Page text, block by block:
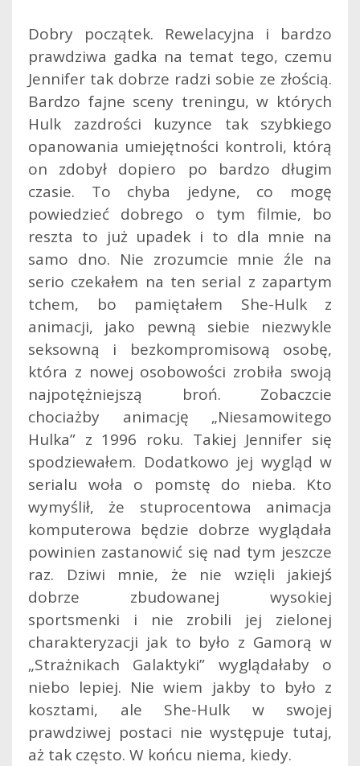
Dobry początek. Rewelacyjna i bardzo
prawdziwa gadka na temat tego, czemu
Jennifer tak dobrze radzi sobie ze złością.
Bardzo fajne sceny treningu, w których
Hulk zazdrości kuzynce tak szybkiego
opanowania umiejętności kontroli, którą
on zdobył dopiero po bardzo długim
czasie. To chyba jedyne, co mogę
powiedzieć dobrego o tym filmie, bo
reszta to już upadek i to dla mnie na
samo dno. Nie zrozumcie mnie źle na
serio czekałem na ten serial z zapartym
tchem, bo pamiętałem She-Hulk z
animacji, jako pewną siebie niezwykle
seksowną i bezkompromisową osobę,
która z nowej osobowości zrobiła swoją
najpotężniejszą broń. Zobaczcie
chociażby animację „Niesamowitego
Hulka” z 1996 roku. Takiej Jennifer się
spodziewałem. Dodatkowo jej wygląd w
serialu woła o pomstę do nieba. Kto
wymyślił, że stuprocentowa animacja
komputerowa będzie dobrze wyglądała
powinien zastanowić się nad tym jeszcze
raz. Dziwi mnie, że nie wzięli jakiejś
dobrze zbudowanej wysokiej
sportsmenki i nie zrobili jej zielonej
charakteryzacji jak to było z Gamorą w
„Strażnikach Galaktyki” wyglądałaby o
niebo lepiej. Nie wiem jakby to było z
kosztami, ale She-Hulk w swojej
prawdziwej postaci nie występuje tutaj,
aż tak często. W końcu niema, kiedy.